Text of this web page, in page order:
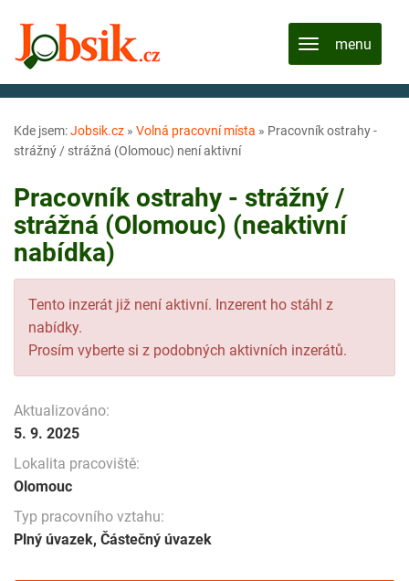
Kde jsem:Jobsik.cz » Volná pracovní místa » Pracovník ostrahy -
strážný / strážná (Olomouc) není aktivní
Pracovník ostrahy - strážný /
strážná (Olomouc) (neaktivní
nabídka)
Tento inzerát již není aktivní. Inzerent ho stáhl z
nabídky.
Prosím vyberte si z podobných aktivních inzerátů.
Aktualizováno:
5. 9. 2025
Lokalita pracoviště:
Olomouc
Typ pracovního vztahu:
Plný úvazek, Částečný úvazek